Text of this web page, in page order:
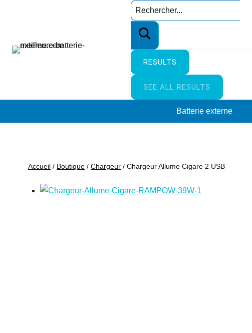
Search
…
RESULTS
SEE ALL RESULTS
Batterie externe
Accueil / Boutique / Chargeur / Chargeur Allume Cigare 2 USB